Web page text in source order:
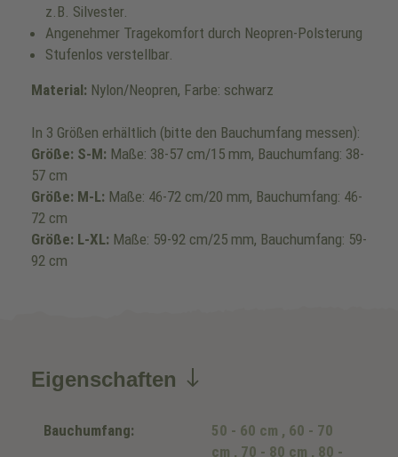
z.B. Silvester.
Angenehmer Tragekomfort durch Neopren-Polsterung
Stufenlos verstellbar.
Material: Nylon/Neopren, Farbe: schwarz
In 3 Größen erhältlich (bitte den Bauchumfang messen):
Größe: S-M: Maße: 38-57 cm/15 mm, Bauchumfang: 38-
57 cm
Größe: M-L: Maße: 46-72 cm/20 mm, Bauchumfang: 46-
72 cm
Größe: L-XL: Maße: 59-92 cm/25 mm, Bauchumfang: 59-
92 cm
Eigenschaften
Bauchumfang: 50 - 60 cm , 60 - 70
cm , 70 - 80 cm , 80 -